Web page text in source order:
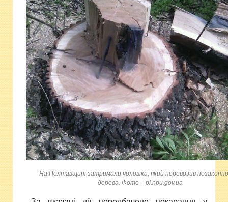
На Полтавщині затримали чоловіка, який перевозив незаконно
дерева. Фото – pl.npu.gov.ua